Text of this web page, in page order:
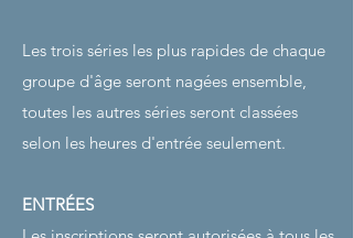
Les trois séries les plus rapides de chaque
groupe d'âge seront nagées ensemble,
toutes les autres séries seront classées
selon les heures d'entrée seulement.
ENTRÉES